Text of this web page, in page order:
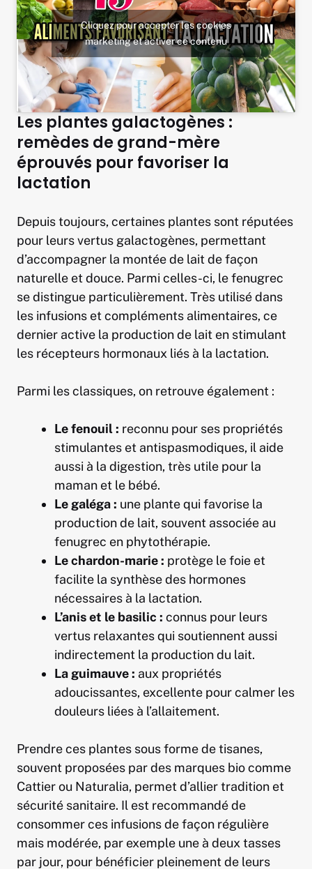
Cliquez pour accepter les cookies
marketing et activer ce contenu
Les plantes galactogènes :
remèdes de grand-mère
éprouvés pour favoriser la
lactation
Depuis toujours, certaines plantes sont réputées
pour leurs vertus galactogènes, permettant
d’accompagner la montée de lait de façon
naturelle et douce. Parmi celles-ci, le fenugrec
se distingue particulièrement. Très utilisé dans
les infusions et compléments alimentaires, ce
dernier active la production de lait en stimulant
les récepteurs hormonaux liés à la lactation.
Parmi les classiques, on retrouve également :
Le fenouil : reconnu pour ses propriétés
stimulantes et antispasmodiques, il aide
aussi à la digestion, très utile pour la
maman et le bébé.
Le galéga : une plante qui favorise la
production de lait, souvent associée au
fenugrec en phytothérapie.
Le chardon-marie : protège le foie et
facilite la synthèse des hormones
nécessaires à la lactation.
L’anis et le basilic : connus pour leurs
vertus relaxantes qui soutiennent aussi
indirectement la production du lait.
La guimauve : aux propriétés
adoucissantes, excellente pour calmer les
douleurs liées à l’allaitement.
Prendre ces plantes sous forme de tisanes,
souvent proposées par des marques bio comme
Cattier ou Naturalia, permet d’allier tradition et
sécurité sanitaire. Il est recommandé de
consommer ces infusions de façon régulière
mais modérée, par exemple une à deux tasses
par jour, pour bénéficier pleinement de leurs